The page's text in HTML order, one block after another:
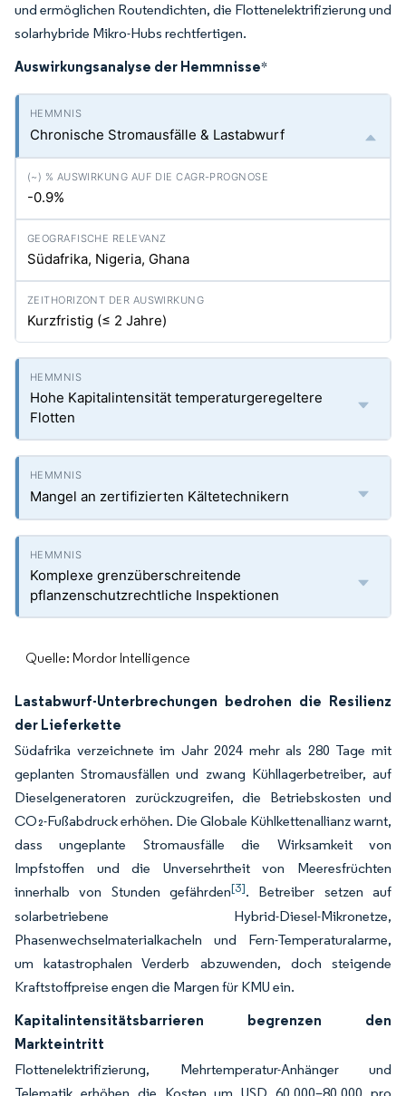
und ermöglichen Routendichten, die Flottenelektrifizierung und
solarhybride Mikro-Hubs rechtfertigen.
Auswirkungsanalyse der Hemmnisse*
Chronische Stromausfälle & Lastabwurf
-0.9%
Südafrika, Nigeria, Ghana
Kurzfristig (≤ 2 Jahre)
Hohe Kapitalintensität temperaturgeregeltere
Flotten
Mangel an zertifizierten Kältetechnikern
Komplexe grenzüberschreitende
pflanzenschutzrechtliche Inspektionen
Quelle: Mordor Intelligence
Lastabwurf-Unterbrechungen bedrohen die Resilienz
der Lieferkette
Südafrika verzeichnete im Jahr 2024 mehr als 280 Tage mit
geplanten Stromausfällen und zwang Kühllagerbetreiber, auf
Dieselgeneratoren zurückzugreifen, die Betriebskosten und
CO₂-Fußabdruck erhöhen. Die Globale Kühlkettenallianz warnt,
dass ungeplante Stromausfälle die Wirksamkeit von
Impfstoffen und die Unversehrtheit von Meeresfrüchten
innerhalb von Stunden gefährden[3]. Betreiber setzen auf
solarbetriebene Hybrid-Diesel-Mikronetze,
Phasenwechselmaterialkacheln und Fern-Temperaturalarme,
um katastrophalen Verderb abzuwenden, doch steigende
Kraftstoffpreise engen die Margen für KMU ein.
Kapitalintensitätsbarrieren begrenzen den
Markteintritt
Flottenelektrifizierung, Mehrtemperatur-Anhänger und